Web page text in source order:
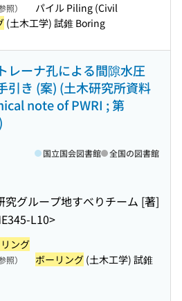
）
パイル Piling (Civil
(土木工学) 試錐 Boring
レーナ孔による間隙水圧
引き (案) (土木研究所資料
note of PWRI ; 第
究グループ地すべりチーム [著]
L10>
国立国会図書館 全国の図書館
ング
） ボーリング (土木工学) 試錐